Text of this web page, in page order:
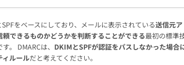
をベースにしており、メールに表示されている送信元
頼できるものかどうかを判断することができる最初の標準
。 DMARCは、 DKIMとSPFが認証をパスしなかった場合
ィルールだと考えてください。